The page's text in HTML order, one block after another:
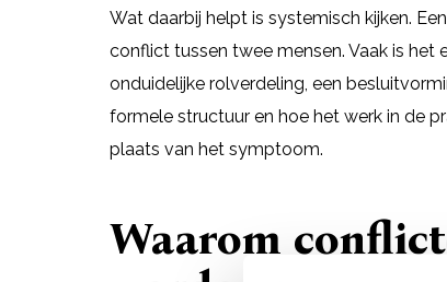
Wat daarbij helpt is systemisch kijken.
conflict tussen twee mensen. Vaak is het
onduidelijke rolverdeling, een
formele structuur en hoe het werk in de
plaats van het symptoom.
Waarom